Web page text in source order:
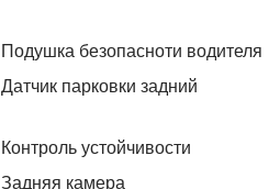
Подушка безопасноти водителя
Датчик парковки задний
Контроль устойчивости
Задняя камера